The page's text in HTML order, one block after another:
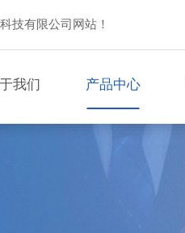
技有限公司网站！
我们 产品中心